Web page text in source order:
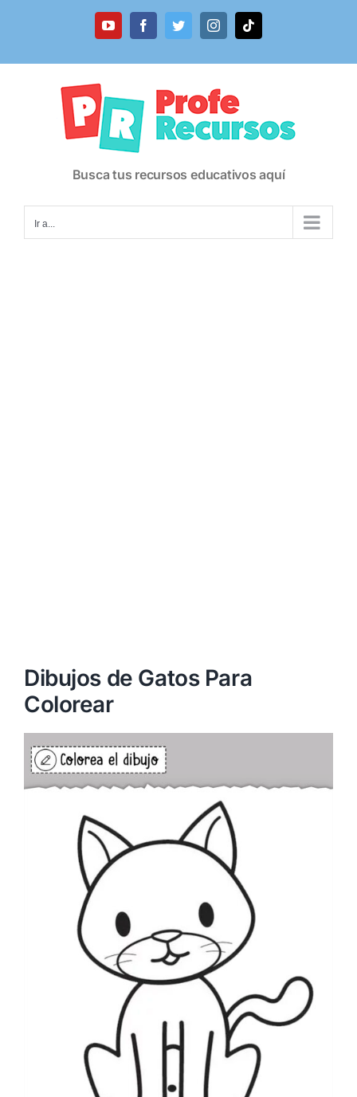
YouTubeFacebookTwitterInstagramTiktok
Busca tus recursos educativos aquí
Ir a...
Dibujos de Gatos Para
Colorear